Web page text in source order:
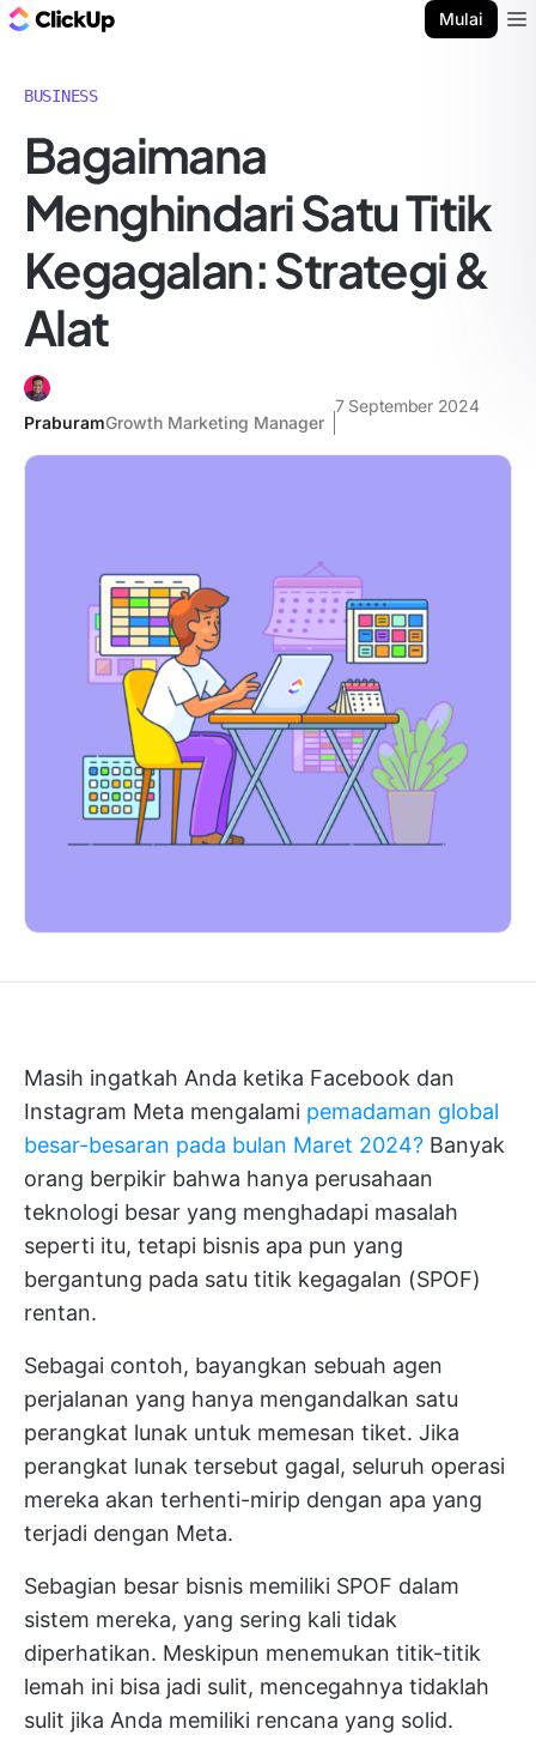
Mulai
BUSINESS
Bagaimana
Menghindari Satu Titik
Kegagalan: Strategi &
Alat
PraburamGrowth Marketing Manager
7 September 2024
Masih ingatkah Anda ketika Facebook dan
Instagram Meta mengalami pemadaman global
besar-besaran pada bulan Maret 2024? Banyak
orang berpikir bahwa hanya perusahaan
teknologi besar yang menghadapi masalah
seperti itu, tetapi bisnis apa pun yang
bergantung pada satu titik kegagalan (SPOF)
rentan.
Sebagai contoh, bayangkan sebuah agen
perjalanan yang hanya mengandalkan satu
perangkat lunak untuk memesan tiket. Jika
perangkat lunak tersebut gagal, seluruh operasi
mereka akan terhenti-mirip dengan apa yang
terjadi dengan Meta.
Sebagian besar bisnis memiliki SPOF dalam
sistem mereka, yang sering kali tidak
diperhatikan. Meskipun menemukan titik-titik
lemah ini bisa jadi sulit, mencegahnya tidaklah
sulit jika Anda memiliki rencana yang solid.